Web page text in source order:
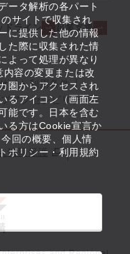
ータ解析の各パート
サイトで収集され
に提供した他の情報
た際に収集された情
よって処理が異なり
容の変更または改
圏からアクセスされ
るアイコン（画面左
能です。日本を含む
る方はCookie宣言か
回の概要、個人情
ポリシー・利用規約
ドライン
起業支援
イト利用条件
アクセシビリティ
情報保護